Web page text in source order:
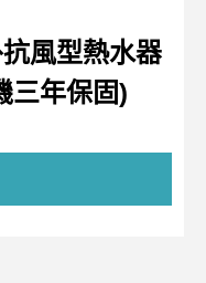
風型熱水器
三年保固)